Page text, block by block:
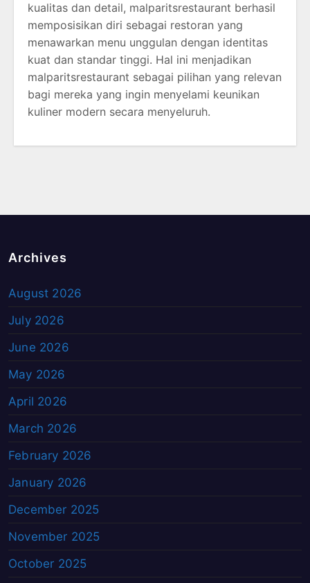
kualitas dan detail, malparitsrestaurant berhasil
memposisikan diri sebagai restoran yang
menawarkan menu unggulan dengan identitas
kuat dan standar tinggi. Hal ini menjadikan
malparitsrestaurant sebagai pilihan yang relevan
bagi mereka yang ingin menyelami keunikan
kuliner modern secara menyeluruh.
Archives
August 2026
July 2026
June 2026
May 2026
April 2026
March 2026
February 2026
January 2026
December 2025
November 2025
October 2025